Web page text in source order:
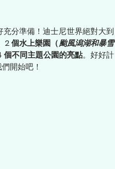
分準備！迪士尼世界絕對大到
2 個水上樂園（颱風潟湖和暴雪
不同主題公園的亮點。好好計
開始吧！